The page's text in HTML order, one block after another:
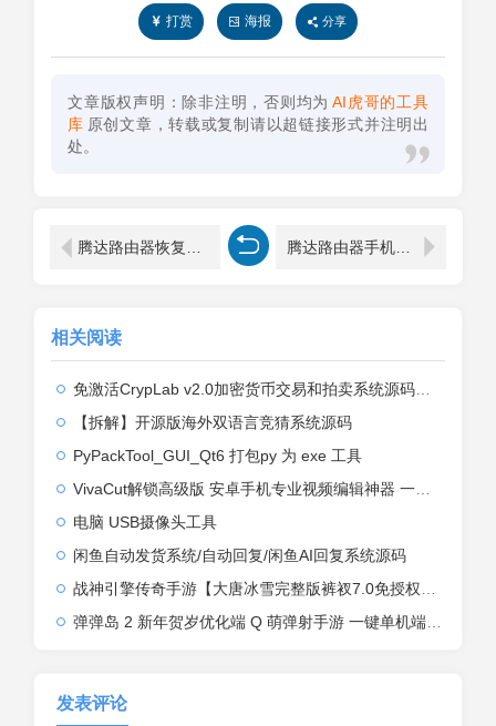
打赏 海报 分享
文章版权声明：除非注明，否则均为 AI虎哥的工具
库 原创文章，转载或复制请以超链接形式并注明出
处。
腾达路由器恢复出厂设置后用手机怎么设置？ 腾达路由器手机怎么登录？
相关阅读
免激活CrypLab v2.0加密货币交易和拍卖系统源码，前台新增中文后台全部汉化
【拆解】开源版海外双语言竞猜系统源码
PyPackTool_GUI_Qt6 打包py 为 exe 工具
VivaCut解锁高级版 安卓手机专业视频编辑神器 一键式AI加持
电脑 USB摄像头工具
闲鱼自动发货系统/自动回复/闲鱼AI回复系统源码
战神引擎传奇手游【大唐冰雪完整版裤衩7.0免授权】2026整理特色服务端+寒冬之城+万象古城+天威大陆+大唐盛世【站长亲测】
弹弹岛 2 新年贺岁优化端 Q 萌弹射手游 一键单机端 + Linux 手工端 + GM 后台 + 安卓 iOS 双端带教程
发表评论